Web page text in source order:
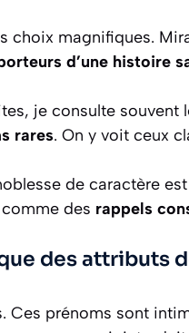
choix magnifiques.
d’une histoire
je consulte souvent
rares. On y voit ceux
de caractère
des rappels
des attributs
Ces prénoms sont